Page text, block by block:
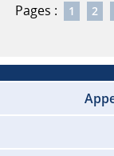
Pages : 1 2